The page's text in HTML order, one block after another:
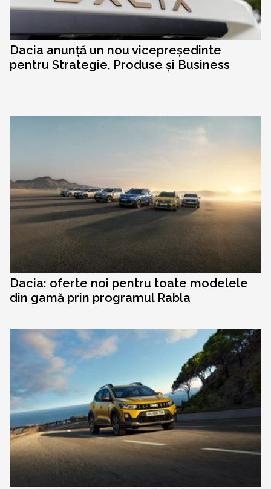
Dacia anunță un nou vicepreședinte
pentru Strategie, Produse și Business
Dacia: oferte noi pentru toate modelele
din gamă prin programul Rabla